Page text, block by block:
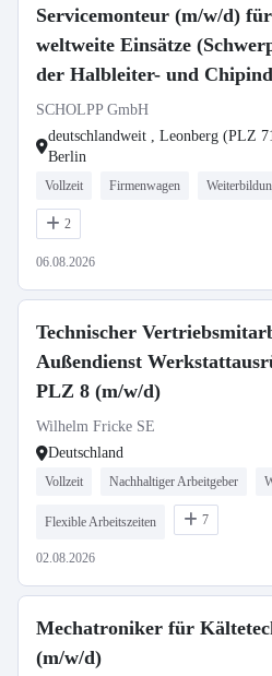
Servicemonteur (m/w/d) für
weltweite Einsätze
der Halbleiter- und
SCHOLPP GmbH
deutschlandweit , Leonberg (PLZ
Berlin
Vollzeit Firmenwagen
2
06.08.2026
Technischer
Außendienst
PLZ 8 (m/w/d)
Wilhelm Fricke SE
Deutschland
Vollzeit Nachhaltiger Arbeitgeber
Flexible Arbeitszeiten 7
02.08.2026
Mechatroniker für
(m/w/d)